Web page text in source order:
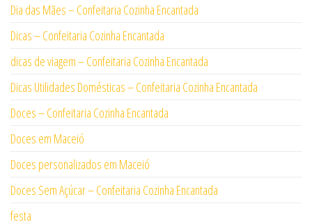
Dia das Mães – Confeitaria Cozinha Encantada
Dicas – Confeitaria Cozinha Encantada
dicas de viagem – Confeitaria Cozinha Encantada
Dicas Utilidades Domésticas – Confeitaria Cozinha Encantada
Doces – Confeitaria Cozinha Encantada
Doces em Maceió
Doces personalizados em Maceió
Doces Sem Açúcar – Confeitaria Cozinha Encantada
festa